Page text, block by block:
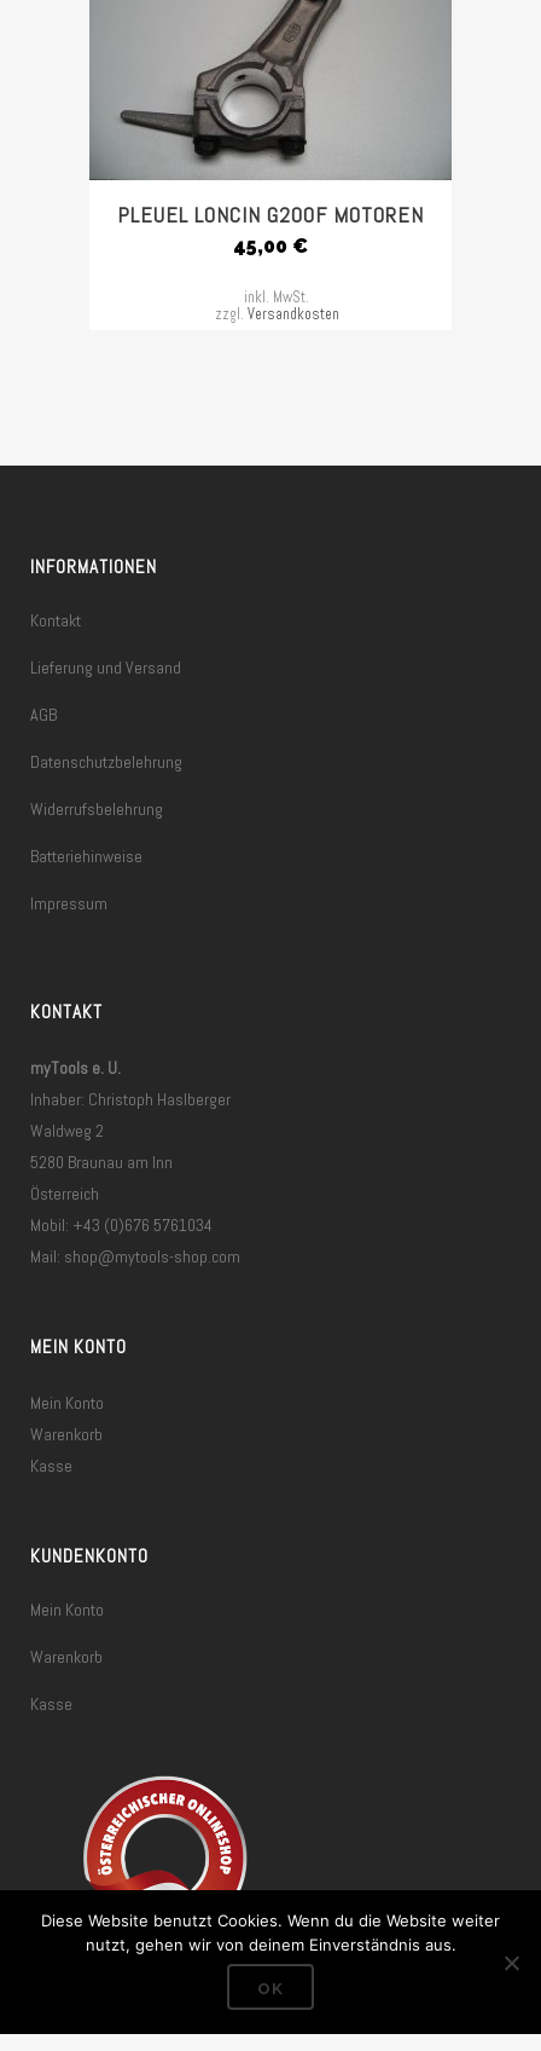
PLEUEL LONCIN G200F MOTOREN
45,00 €
inkl. MwSt.
zzgl. Versandkosten
INFORMATIONEN
Kontakt
Lieferung und Versand
AGB
Datenschutzbelehrung
Widerrufsbelehrung
Batteriehinweise
Impressum
KONTAKT
myTools e. U.
Inhaber: Christoph Haslberger
Waldweg 2
5280 Braunau am Inn
Österreich
Mobil: +43 (0)676 5761034
Mail: shop@mytools-shop.com
MEIN KONTO
Mein Konto
Warenkorb
Kasse
KUNDENKONTO
Mein Konto
Warenkorb
Kasse
Diese Website benutzt Cookies. Wenn du die Website weiter
nutzt, gehen wir von deinem Einverständnis aus.
OK